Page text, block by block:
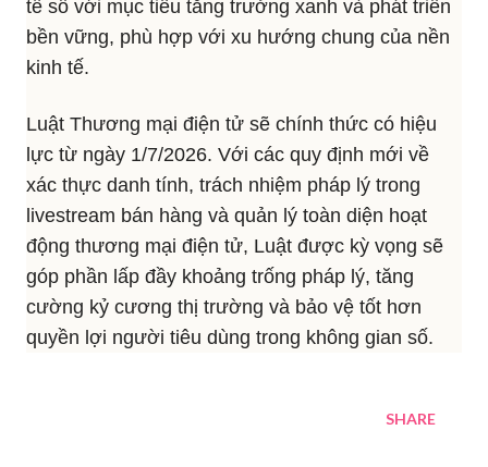
tế số với mục tiêu tăng trưởng xanh và phát triển
bền vững, phù hợp với xu hướng chung của nền
kinh tế.
Luật Thương mại điện tử sẽ chính thức có hiệu
lực từ ngày 1/7/2026. Với các quy định mới về
xác thực danh tính, trách nhiệm pháp lý trong
livestream bán hàng và quản lý toàn diện hoạt
động thương mại điện tử, Luật được kỳ vọng sẽ
góp phần lấp đầy khoảng trống pháp lý, tăng
cường kỷ cương thị trường và bảo vệ tốt hơn
quyền lợi người tiêu dùng trong không gian số.
SHARE